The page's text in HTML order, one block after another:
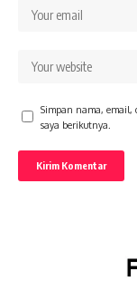
Simpan nama, email,
saya berikutnya.